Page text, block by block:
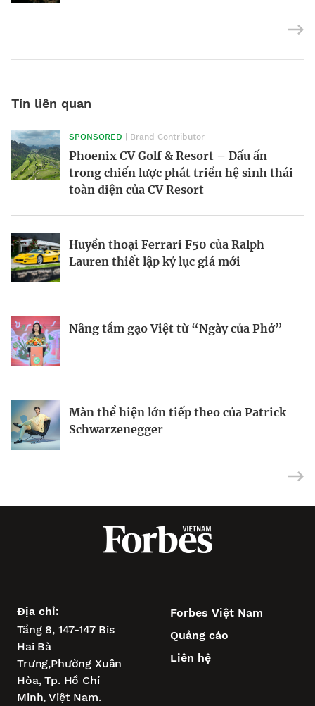
Tin liên quan
SPONSORED | Brand Contributor
Phoenix CV Golf & Resort – Dấu ấn
trong chiến lược phát triển hệ sinh thái
toàn diện của CV Resort
Huyền thoại Ferrari F50 của Ralph
Lauren thiết lập kỷ lục giá mới
Nâng tầm gạo Việt từ “Ngày của Phở”
Màn thể hiện lớn tiếp theo của Patrick
Schwarzenegger
Morgan Supersport 2025: Siêu xe hiện
đại trong dáng vẻ hoài cổ
Phòng chờ thương gia SASCO – Trải
nghiệm quốc tế, kết tinh bản sắc
Việt Nam
Victor Vũ và nghệ thuật cân bằng trong
điện ảnh
“music marketing” tiền tỷ
Địa chỉ:
Tầng 8, 147-147 Bis
Hai Bà
Trưng,Phường Xuân
Hòa,Tp. Hồ Chí
Minh, Việt Nam.
Forbes Việt Nam
Quảng cáo
Liên hệ